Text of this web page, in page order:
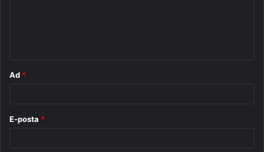
Ad *
E-posta *